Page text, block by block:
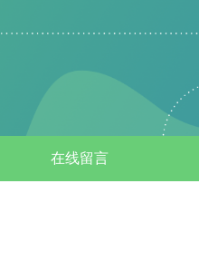
在线留言